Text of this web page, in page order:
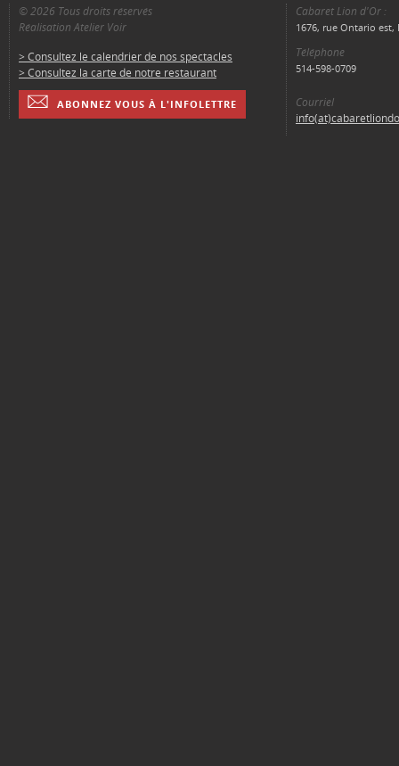
© 2026 Tous droits réservés
Réalisation Atelier Voir
> Consultez le calendrier de nos spectacles
> Consultez la carte de notre restaurant
ABONNEZ VOUS À L'INFOLETTRE
Cabaret Lion d'Or :
1676, rue Ontario est,
Téléphone
514-598-0709
Courriel